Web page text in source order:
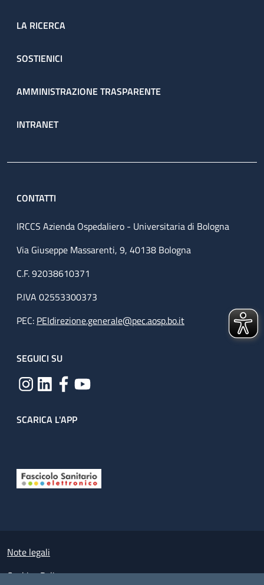
LA RICERCA
SOSTIENICI
AMMINISTRAZIONE TRASPARENTE
INTRANET
CONTATTI
IRCCS Azienda Ospedaliero - Universitaria di Bologna
Via Giuseppe Massarenti, 9, 40138 Bologna
C.F. 92038610371
P.IVA 02553300373
PEC: PEIdirezione.generale@pec.aosp.bo.it
SEGUICI SU
SCARICA L'APP
Small prints
Note legali
Cookies Policy